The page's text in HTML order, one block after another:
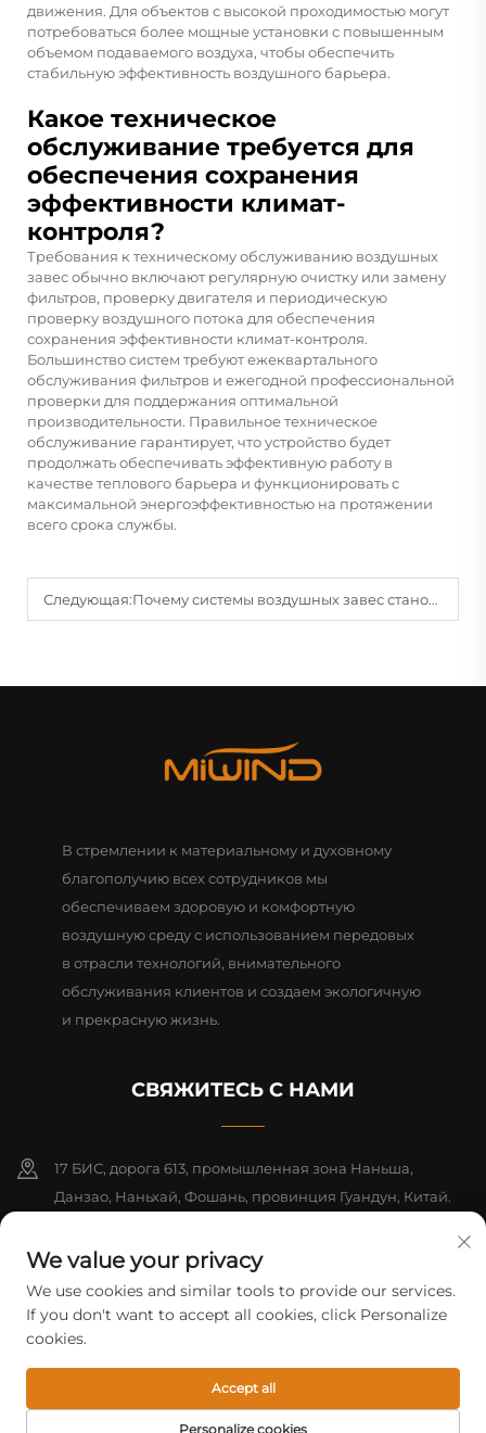
движения. Для объектов с высокой проходимостью могут
потребоваться более мощные установки с повышенным
объемом подаваемого воздуха, чтобы обеспечить
стабильную эффективность воздушного барьера.
Какое техническое
обслуживание требуется для
обеспечения сохранения
эффективности климат-
контроля?
Требования к техническому обслуживанию воздушных
завес обычно включают регулярную очистку или замену
фильтров, проверку двигателя и периодическую
проверку воздушного потока для обеспечения
сохранения эффективности климат-контроля.
Большинство систем требуют ежеквартального
обслуживания фильтров и ежегодной профессиональной
проверки для поддержания оптимальной
производительности. Правильное техническое
обслуживание гарантирует, что устройство будет
продолжать обеспечивать эффективную работу в
качестве теплового барьера и функционировать с
максимальной энергоэффективностью на протяжении
всего срока службы.
Следующая:Почему системы воздушных завес становятся неотъемлемой частью современных входов в здания?
В стремлении к материальному и духовному
благополучию всех сотрудников мы
обеспечиваем здоровую и комфортную
воздушную среду с использованием передовых
в отрасли технологий, внимательного
обслуживания клиентов и создаем экологичную
и прекрасную жизнь.
СВЯЖИТЕСЬ С НАМИ
17 БИС, дорога 613, промышленная зона Наньша,
Данзао, Наньхай, Фошань, провинция Гуандун, Китай.
+86-18312070412
[email protected]
© ООО «Фошаньская компания Mifeng по электротехническому
оборудованию», 2026 г. Все права защищены.
We value your privacy
We use cookies and similar tools to provide our services.
If you don't want to accept all cookies, click Personalize
cookies.
Personalize cookies
Accept all